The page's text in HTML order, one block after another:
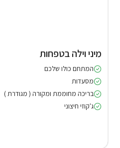
מיני וילה בטפחות
המתחם כולו שלכם
מסעדות
בריכה מחוממת ומקורה ( מגודרת )
ג'קוזי חיצוני